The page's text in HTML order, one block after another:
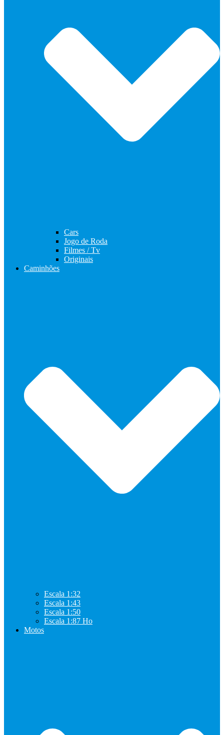
Cars
Jogo de Roda
Filmes / Tv
Originais
Caminhões
Escala 1:32
Escala 1:43
Escala 1:50
Escala 1:87 Ho
Motos